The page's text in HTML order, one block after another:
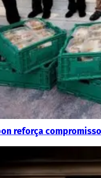
reforça